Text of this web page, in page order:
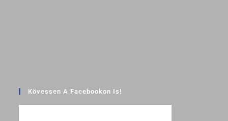
Kövessen A Facebookon Is!